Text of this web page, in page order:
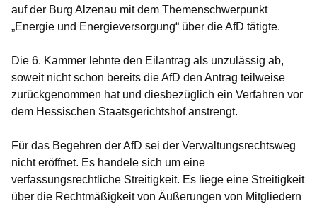
auf der Burg Alzenau mit dem Themenschwerpunkt
„Energie und Energieversorgung“ über die AfD tätigte.
Die 6. Kammer lehnte den Eilantrag als unzulässig ab,
soweit nicht schon bereits die AfD den Antrag teilweise
zurückgenommen hat und diesbezüglich ein Verfahren vor
dem Hessischen Staatsgerichtshof anstrengt.
Für das Begehren der AfD sei der Verwaltungsrechtsweg
nicht eröffnet. Es handele sich um eine
verfassungsrechtliche Streitigkeit. Es liege eine Streitigkeit
über die Rechtmäßigkeit von Äußerungen von Mitgliedern